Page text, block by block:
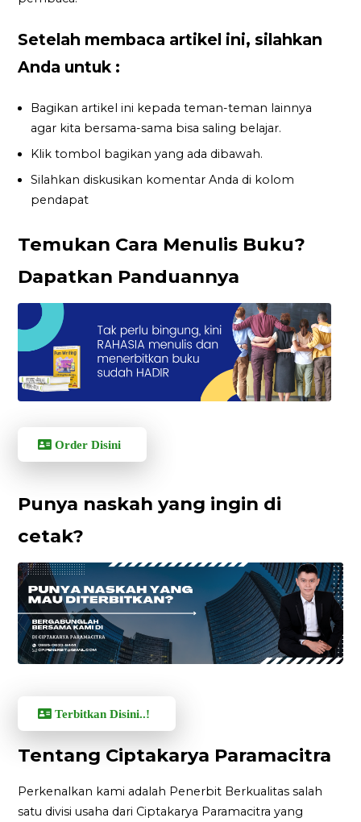
Setelah membaca artikel ini, silahkan
Anda untuk :
Bagikan artikel ini kepada teman-teman lainnya
agar kita bersama-sama bisa saling belajar.
Klik tombol bagikan yang ada dibawah.
Silahkan diskusikan komentar Anda di kolom
pendapat
Temukan Cara Menulis Buku?
Dapatkan Panduannya
Order Disini
Punya naskah yang ingin di
cetak?
Terbitkan Disini..!
Tentang Ciptakarya Paramacitra
Perkenalkan kami adalah Penerbit Berkualitas salah
satu divisi usaha dari Ciptakarya Paramacitra yang